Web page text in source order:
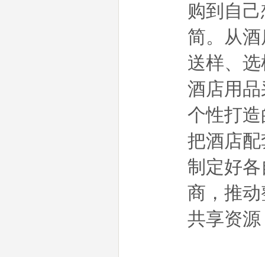
购到自
简。从
送样、
酒店用
个性打
把酒店
制定好
商，推
共享资